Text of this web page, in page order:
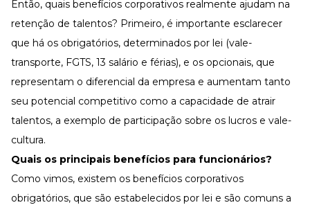
Então, quais benefícios corporativos realmente ajudam na
retenção de talentos? Primeiro, é importante esclarecer
que há os obrigatórios, determinados por lei (vale-
transporte, FGTS, 13 salário e férias), e os opcionais, que
representam o diferencial da empresa e aumentam tanto
seu potencial competitivo como a capacidade de atrair
talentos, a exemplo de participação sobre os lucros e vale-
cultura.
Quais os principais benefícios para funcionários?
Como vimos, existem os benefícios corporativos
obrigatórios, que são estabelecidos por lei e são comuns a